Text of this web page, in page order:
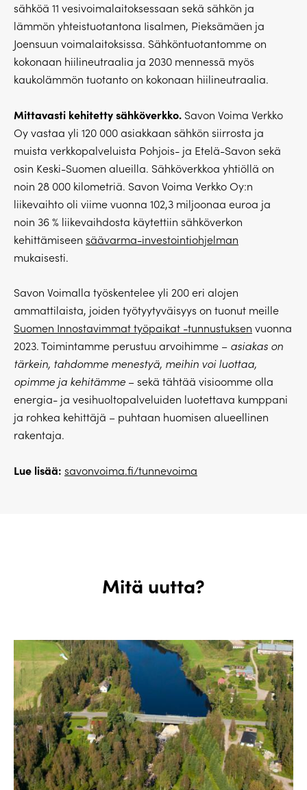
sähköä 11 vesivoimalaitoksessaan sekä sähkön ja
lämmön yhteistuotantona Iisalmen, Pieksämäen ja
Joensuun voimalaitoksissa. Sähköntuotantomme on
kokonaan hiilineutraalia ja 2030 mennessä myös
kaukolämmön tuotanto on kokonaan hiilineutraalia.
Mittavasti kehitetty sähköverkko. Savon Voima Verkko
Oy vastaa yli 120 000 asiakkaan sähkön siirrosta ja
muista verkkopalveluista Pohjois- ja Etelä-Savon sekä
osin Keski-Suomen alueilla. Sähköverkkoa yhtiöllä on
noin 28 000 kilometriä. Savon Voima Verkko Oy:n
liikevaihto oli viime vuonna 102,3 miljoonaa euroa ja
noin 36 % liikevaihdosta käytettiin sähköverkon
kehittämiseen säävarma-investointiohjelman
mukaisesti.
Savon Voimalla työskentelee yli 200 eri alojen
ammattilaista, joiden työtyytyväisyys on tuonut meille
Suomen Innostavimmat työpaikat -tunnustuksen vuonna
2023. Toimintamme perustuu arvoihimme – asiakas on
tärkein, tahdomme menestyä, meihin voi luottaa,
opimme ja kehitämme – sekä tähtää visioomme olla
energia- ja vesihuoltopalveluiden luotettava kumppani
ja rohkea kehittäjä – puhtaan huomisen alueellinen
rakentaja.
Lue lisää: savonvoima.fi/tunnevoima
Mitä uutta?